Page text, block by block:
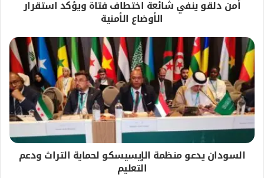
أمن دلقو ينفي شائعة اختطاف فتاة ويؤكد استقرار
الأوضاع الأمنية
السودان يدعو منظمة الإيسيسكو لحماية التراث ودعم
التعليم